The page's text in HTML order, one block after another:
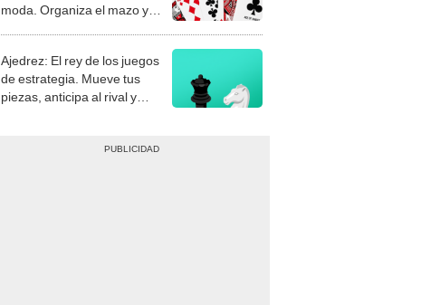
moda. Organiza el mazo y
Ajedrez: El rey de los juegos
de estrategia. Mueve tus
piezas, anticipa al rival y